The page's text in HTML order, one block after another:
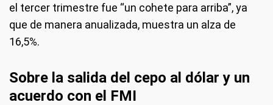
el tercer trimestre fue “un cohete para arriba”, ya
que de manera anualizada, muestra un alza de
16,5%.
Sobre la salida del cepo al dólar y un
acuerdo con el FMI